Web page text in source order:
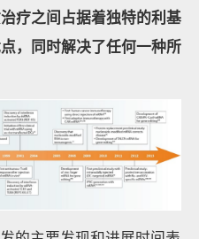
疗之间占据着独特的利基
，同时解决了任何一种所